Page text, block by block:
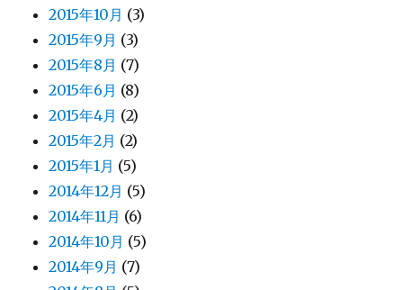
2015年10月 (3)
2015年9月 (3)
2015年8月 (7)
2015年6月 (8)
2015年4月 (2)
2015年2月 (2)
2015年1月 (5)
2014年12月 (5)
2014年11月 (6)
2014年10月 (5)
2014年9月 (7)